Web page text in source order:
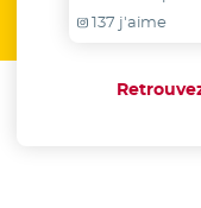
137 j'aime